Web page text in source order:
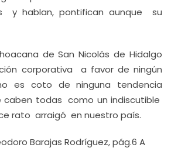
y hablan, pontifican aunque su
de San Nicolás de Hidalgo
corporativa a favor de ningún
es coto de ninguna tendencia
todas como un indiscutible
rato arraigó en nuestro país.
Barajas Rodríguez, pág.6 A